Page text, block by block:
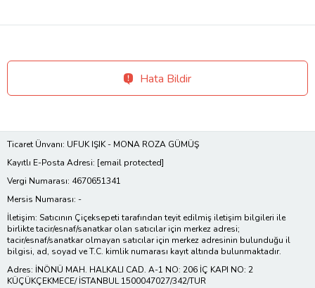
Hata Bildir
Ticaret Ünvanı: UFUK IŞIK - MONA ROZA GÜMÜŞ
Kayıtlı E-Posta Adresi: [email protected]
Vergi Numarası: 4670651341
Mersis Numarası: -
İletişim: Satıcının Çiçeksepeti tarafından teyit edilmiş iletişim bilgileri ile
birlikte tacir/esnaf/sanatkar olan satıcılar için merkez adresi;
tacir/esnaf/sanatkar olmayan satıcılar için merkez adresinin bulunduğu il
bilgisi, ad, soyad ve T.C. kimlik numarası kayıt altında bulunmaktadır.
Adres: İNÖNÜ MAH. HALKALI CAD. A-1 NO: 206 İÇ KAPI NO: 2
KÜÇÜKÇEKMECE/ İSTANBUL 1500047027/342/TUR